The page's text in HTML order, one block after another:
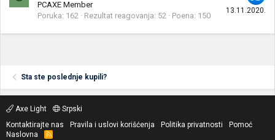
13.11.2020.
PCAXE Member
Poruka 162 Rezultat reagovanja 52 Poena 150
Sta ste poslednje kupili?
Axe Light
Srpski
Kontaktirajte nas
Pravila i uslovi korišćenja Politika privatnosti
Pomoć
Naslovna
R